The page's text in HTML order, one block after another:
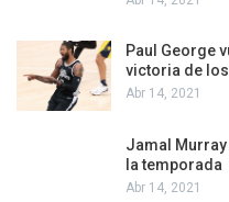
Paul George
victoria de
Abr 14, 2021
Jamal
la temporada
Abr 14, 2021